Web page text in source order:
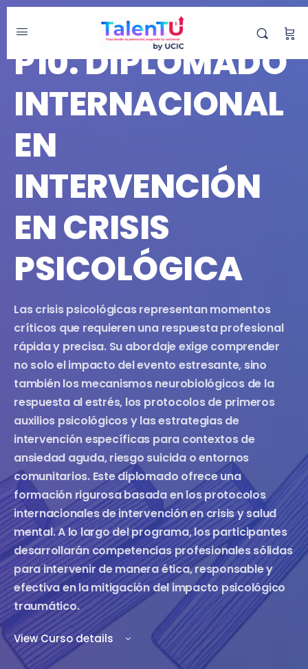
DIPLOMADO
P10. DIPLOMADO
INTERNACIONAL
EN
INTERVENCIÓN
EN CRISIS
PSICOLÓGICA
Las crisis psicológicas representan momentos
críticos que requieren una respuesta profesional
rápida y precisa. Su abordaje exige comprender
no solo el impacto del evento estresante, sino
también los mecanismos neurobiológicos de la
respuesta al estrés, los protocolos de primeros
auxilios psicológicos y las estrategias de
intervención específicas para contextos de
ansiedad aguda, riesgo suicida o entornos
comunitarios. Este diplomado ofrece una
formación rigurosa basada en los protocolos
internacionales de intervención en crisis y salud
mental. A lo largo del programa, los participantes
desarrollarán competencias profesionales sólidas
para intervenir de manera ética, responsable y
efectiva en la mitigación del impacto psicológico
traumático.
View Curso details